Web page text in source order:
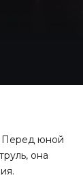
Перед юной
она